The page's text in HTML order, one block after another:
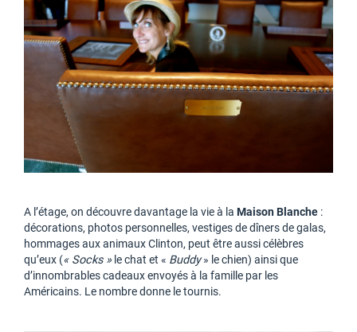
A l’étage, on découvre davantage la vie à la Maison Blanche :
décorations, photos personnelles, vestiges de dîners de galas,
hommages aux animaux Clinton, peut être aussi célèbres
qu’eux (« Socks » le chat et « Buddy» le chien) ainsi que
d’innombrables cadeaux envoyés à la famille par les
Américains. Le nombre donne le tournis.